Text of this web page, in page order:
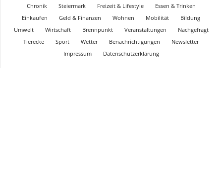
Chronik Steiermark Freizeit & Lifestyle
Essen & Trinken
Einkaufen
Geld & Finanzen Wohnen Mobilität
Bildung
Umwelt
Wirtschaft Brennpunkt Veranstaltungen
Nachgefragt
Tierecke
Sport Wetter Benachrichtigungen
Newsletter
Impressum
Datenschutzerklärung